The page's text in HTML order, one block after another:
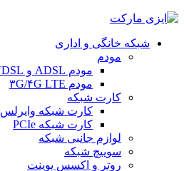
شبکه خانگی و اداری
مودم
مودم ADSL و VDSL
مودم ۳G/۴G LTE
کارت شبکه
کارت شبکه وایرلس USB
کارت شبکه PCIe
لوازم جانبی شبکه
سوییچ شبکه
روتر و اکسس پوینت